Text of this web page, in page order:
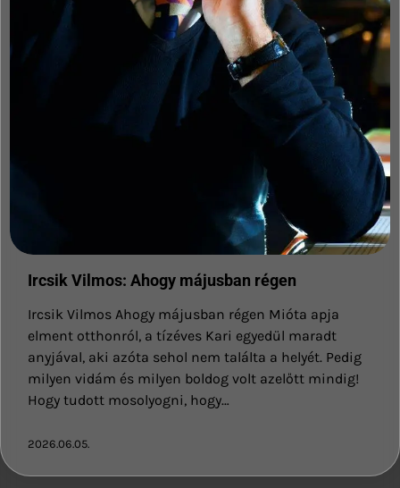
Ircsik Vilmos: Ahogy májusban régen
Ircsik Vilmos Ahogy májusban régen Mióta apja
elment otthonról, a tízéves Kari egyedül maradt
anyjával, aki azóta sehol nem találta a helyét. Pedig
milyen vidám és milyen boldog volt azelőtt mindig!
Hogy tudott mosolyogni, hogy…
2026.06.05.